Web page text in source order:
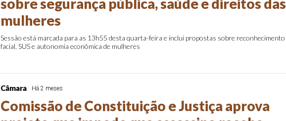
sobre segurança pública, saúde e direitos das
mulheres
Sessão está marcada para as 13h55 desta quarta-feira e inclui propostas sobre reconhecimento
facial, SUS e autonomia econômica de mulheres
Câmara Há 2 meses
Comissão de Constituição e Justiça aprova